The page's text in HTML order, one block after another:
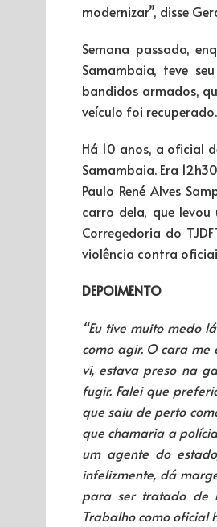
modernizar”, disse
Semana passada,
Samambaia, teve
bandidos armados,
veículo foi
Há 10 anos, a oficial
Samambaia. Era
Paulo René Alves
carro dela, que
Corregedoria do
violência contra
DEPOIMENTO
“Eu tive muito medo
como agir. O cara
vi, estava preso na
fugir. Falei que
que saiu de perto
que chamaria a
um agente do
infelizmente, dá
para ser tratado de
Trabalho como oficial